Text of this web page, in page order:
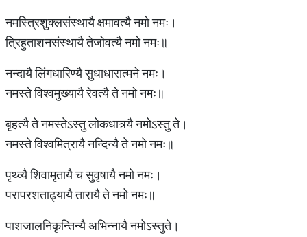
नमस्त्रिशुक्लसंस्थायै क्षमावत्यै नमो नमः।
त्रिहुताशनसंस्थायै तेजोवत्यै नमो नमः॥
नन्दायै लिंगधारिण्यै सुधाधारात्मने नमः।
नमस्ते विश्वमुख्यायै रेवत्यै ते नमो नमः॥
बृहत्यै ते नमस्तेऽस्तु लोकधात्र्यै नमोऽस्तु ते।
नमस्ते विश्वमित्रायै नन्दिन्यै ते नमो नमः॥
पृथ्व्यै शिवामृतायै च सुवृषायै नमो नमः।
परापरशताढ्यायै तारायै ते नमो नमः॥
पाशजालनिकृन्तिन्यै अभिन्नायै नमोऽस्तुते।